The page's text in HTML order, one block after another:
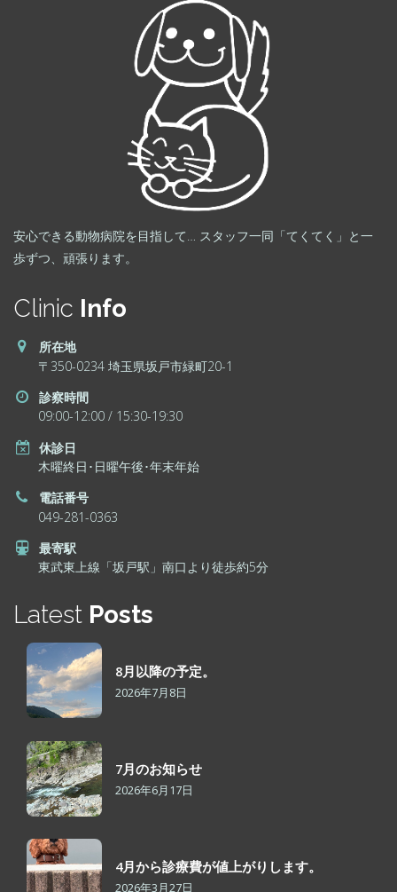
安心できる動物病院を目指して… スタッフ一同「てくてく」と一
歩ずつ、頑張ります。
Clinic Info
所在地
〒350-0234 埼玉県坂戸市緑町20-1
診察時間
09:00-12:00 / 15:30-19:30
休診日
木曜終日･日曜午後･年末年始
電話番号
049-281-0363
最寄駅
東武東上線「坂戸駅」南口より徒歩約5分
Latest Posts
8月以降の予定。
2026年7月8日
7月のお知らせ
2026年6月17日
4月から診療費が値上がりします。
2026年3月27日